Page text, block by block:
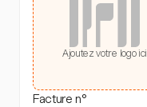
Ajoutez votre logo ici
Facture n°